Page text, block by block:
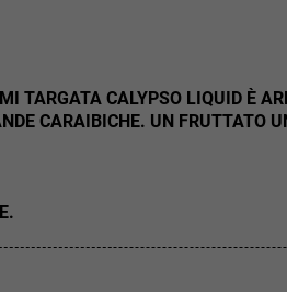
TARGATA CALYPSO LIQUID È
CARAIBICHE. UN FRUTTATO